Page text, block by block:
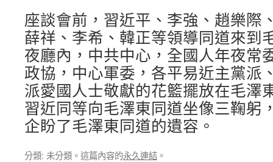
座談會前，習近平、李強、趙樂際
薛祥、李希、韓正等領導同道來到
夜廳內，中共中心，全國人年夜常
政協，中心軍委，各平易近主黨派
派愛國人士敬獻的花籃擺放在毛澤
習近同等向毛澤東同道坐像三鞠躬
企盼了毛澤東同道的遺容。
分類: 未分類。這篇內容的永久連結 。